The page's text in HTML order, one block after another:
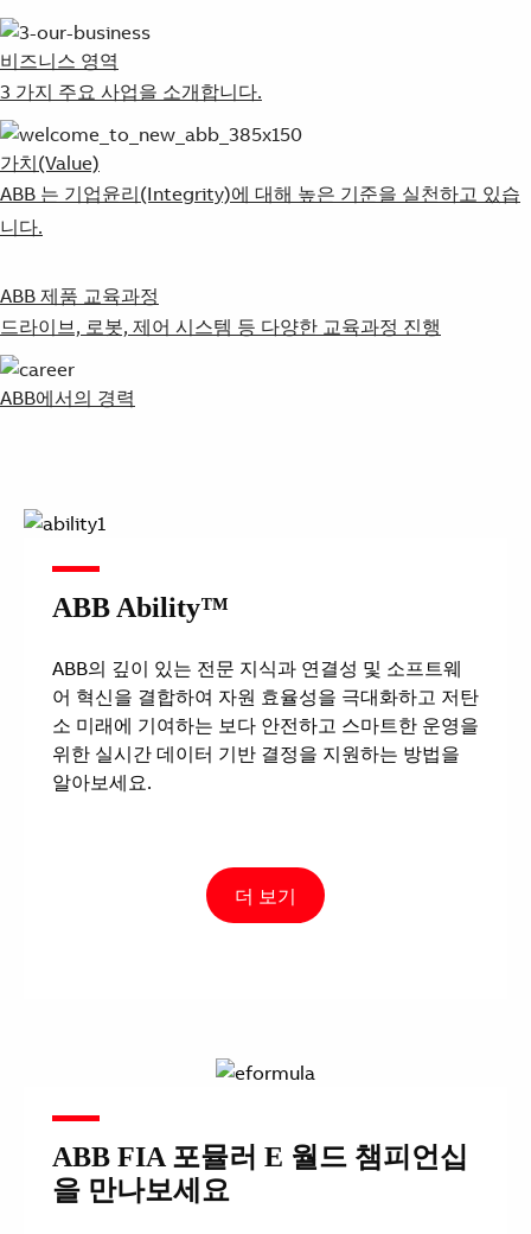
비즈니스 영역
3 가지 주요 사업을 소개합니다.
가치(Value)
ABB 는 기업윤리(Integrity)에 대해 높은 기준을 실천하고 있습
니다.
ABB 제품 교육과정
드라이브, 로봇, 제어 시스템 등 다양한 교육과정 진행
ABB에서의 경력
ABB Ability™
ABB의 깊이 있는 전문 지식과 연결성 및 소프트웨
어 혁신을 결합하여 자원 효율성을 극대화하고 저탄
소 미래에 기여하는 보다 안전하고 스마트한 운영을
위한 실시간 데이터 기반 결정을 지원하는 방법을
알아보세요.
더 보기
ABB FIA 포뮬러 E 월드 챔피언십
을 만나보세요